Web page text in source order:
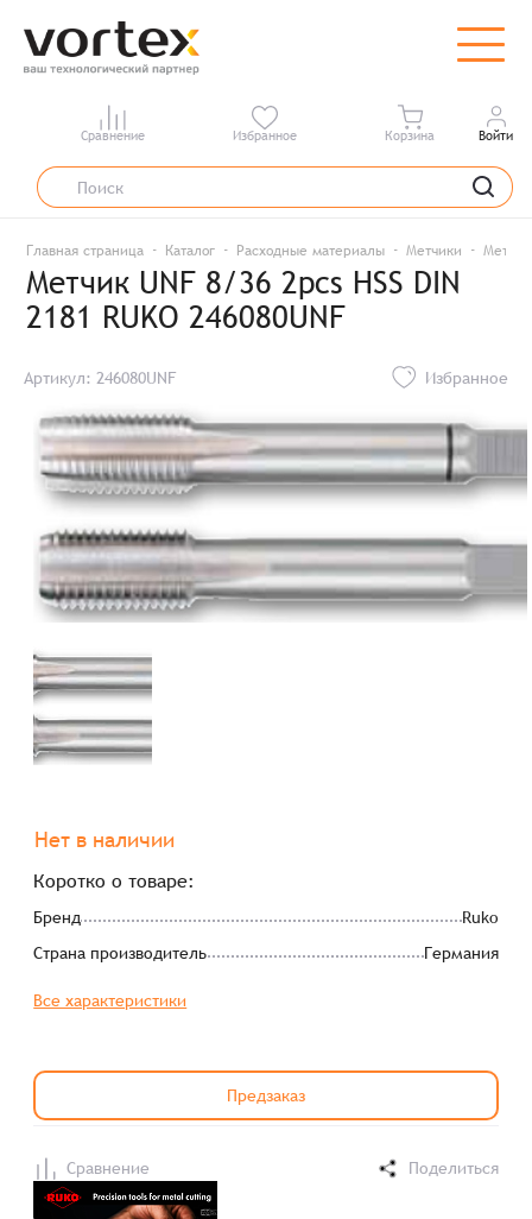
Сравнение Избранное Корзина Войти
Главная страница Каталог Расходные материалы Метчики Метчик
Метчик UNF 8/36 2pcs HSS DIN
2181 RUKO 246080UNF
Артикул: 246080UNF Избранное
Нет в наличии
Коротко о товаре:
Бренд
Ruko
Страна производитель
Германия
Все характеристики
Предзаказ
Сравнение Поделиться